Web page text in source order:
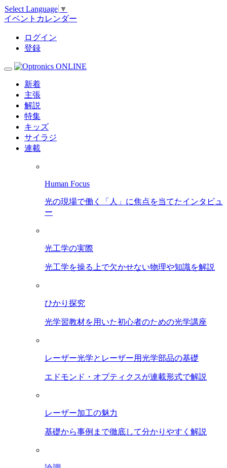
Select Language ▼
イベントカレンダー
ログイン
登録
新着
主張
解説
特集
キッズ
サイラジ
連載
Human Focus
光の現場で働く「人」に焦点を当てたインタビュ
ー
光工学の実際
光工学を操る上で欠かせない物理や知識を解説
ひかり探究
光学習教材を用いた初心者のための光学講座
レーザー光学とレーザー用光学部品の基礎
エドモンド・オプティクスが連載形式で解説
レーザー加工の魅力
基礎から事例まで徹底して分かりやすく解説